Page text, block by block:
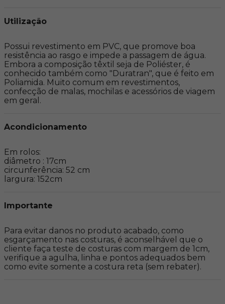
Utilização
Possui revestimento em PVC, que promove boa
resistência ao rasgo e impede a passagem de água.
Embora a composição têxtil seja de Poliéster, é
conhecido também como "Duratran", que é feito em
Poliamida. Muito comum em revestimentos,
confecção de malas, mochilas e acessórios de viagem
em geral.
Acondicionamento
Em rolos:
diâmetro : 17cm
circunferência: 52 cm
largura: 152cm
Importante
Para evitar danos no produto acabado, como
esgarçamento nas costuras, é aconselhável que o
cliente faça teste de costuras com margem de 1cm,
verifique a agulha, linha e pontos adequados bem
como evite somente a costura reta (sem rebater).